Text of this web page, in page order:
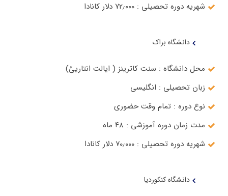
شهریه دوره تحصیلی : ۷۲٫۰۰۰ دلار کانادا
دانشگاه براک
محل دانشگاه : سنت کاترینز ( ایالت انتاریئ)
زبان تحصیلی : انگلیسی
نوع دوره : تمام وقت حضوری
مدت زمان دوره آموزشی : ۴۸ ماه
شهریه دوره تحصیلی : ۷۰٫۰۰۰ دلار کانادا
دانشگاه کنکوردیا